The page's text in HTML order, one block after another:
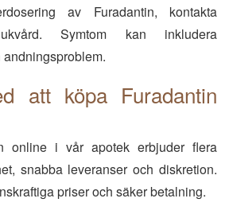
av Furadantin, kontakta
Symtom kan inkludera
att köpa Furadantin
online i vår apotek erbjuder flera
snabba leveranser och diskretion.
priser och säker betalning.